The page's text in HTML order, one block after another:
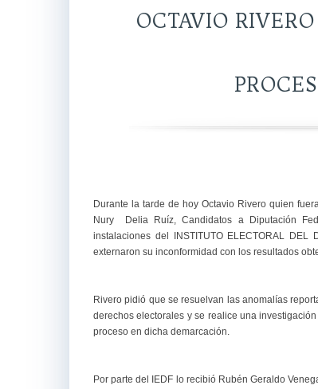
OCTAVIO
Durante la tarde de hoy Octavio Rivero quien
Nury Delia Ruíz, Candidatos a Diputación
instalaciones del INSTITUTO ELECTORAL DEL
externaron su inconformidad con los resultados
Rivero pidió que se resuelvan las anomalías
derechos electorales y se realice una
proceso en dicha demarcación.
Por parte del IEDF lo recibió Rubén Geraldo